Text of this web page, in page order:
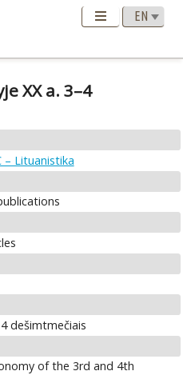
XX a. 3–4
– Lituanistika
dešimtmečiais
of the 3rd and 4th